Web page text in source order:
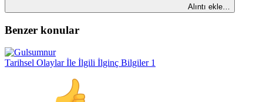
Alıntı ekle…
Benzer konular
Tarihsel Olaylar İle İlgili İlginç Bilgiler 1